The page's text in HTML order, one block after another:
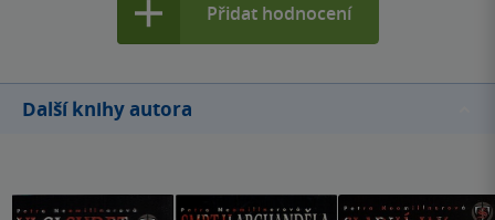
Přidat hodnocení
Další knihy autora